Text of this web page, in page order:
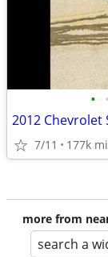
• •
2012 Chevrolet
7/11 177k mi
more from
search a